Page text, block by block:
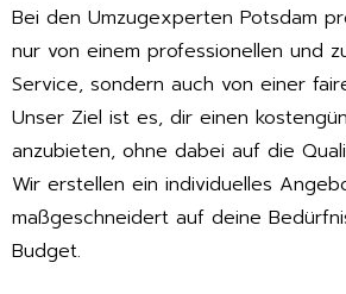
Bei den Umzugexperten Potsdam
nur von einem professionellen und
Service, sondern auch von einer
Unser Ziel ist es, dir einen
anzubieten, ohne dabei auf die
Wir erstellen ein individuelles
maßgeschneidert auf deine
Budget.